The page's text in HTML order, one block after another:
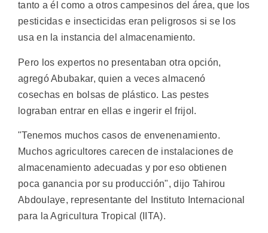
tanto a él como a otros campesinos del área, que los
pesticidas e insecticidas eran peligrosos si se los
usa en la instancia del almacenamiento.
Pero los expertos no presentaban otra opción,
agregó Abubakar, quien a veces almacenó
cosechas en bolsas de plástico. Las pestes
lograban entrar en ellas e ingerir el frijol.
"Tenemos muchos casos de envenenamiento.
Muchos agricultores carecen de instalaciones de
almacenamiento adecuadas y por eso obtienen
poca ganancia por su producción", dijo Tahirou
Abdoulaye, representante del Instituto Internacional
para la Agricultura Tropical (IITA).